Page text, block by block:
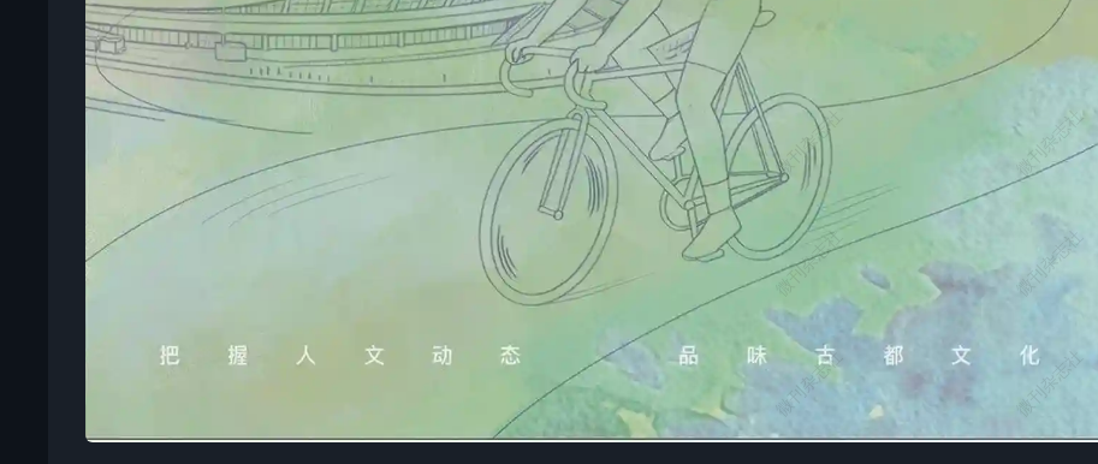
微刊杂志社 微刊杂志社
微刊杂志社
微刊杂志社
微刊杂志社
微刊杂志社